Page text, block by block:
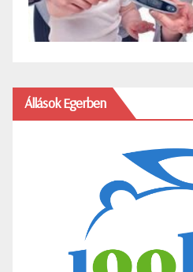
Állások Egerben